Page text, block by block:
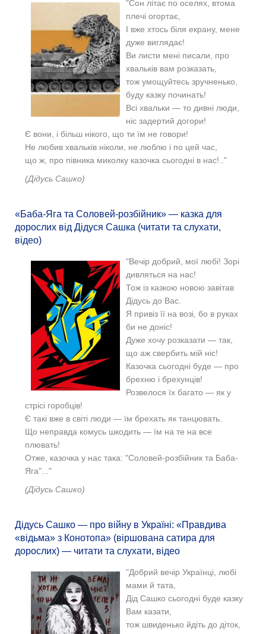
"Сон літає по оселях, втома
плечі огортає,
І вже хтось біля екрану, мене
дуже виглядає!
Ви листи мені писали, про
хвальків вам розказать,
тож умощуйтесь зручненько,
буду казку починать!
Всі хвальки — то дивні люди,
ніс задертий догори!
Є вони, і більш нікого, що ти їм не говори!
Не любив хвальків ніколи, не люблю і по цей час,
що ж, про півника миколку казочка сьогодні в нас!.."
(Дідусь Сашко)
«Баба-Яга та Соловей-розбійник» — казка для
дорослих від Дідуся Сашка (читати та слухати,
відео)
"Вечір добрий, мої любі! Зорі
дивляться на нас!
Тож із казкою новою завітав
Дідусь до Вас.
Я привіз її на возі, бо в руках
би не доніс!
Дуже хочу розказати — так,
що аж свербить мій ніс!
Казочка сьогодні буде — про
брехню і брехунців!
Розвелося їх багато — як у
стрісі горобців!
Є такі вже в світі люди — їм брехать як танцювать.
Що неправда комусь шкодить — їм на те на все
плювать!
Отже, казочка у нас така: "Соловей-розбійник та Баба-
Яга"..."
(Дідусь Сашко)
Дідусь Сашко — про війну в Україні: «Правдива
«відьма» з Конотопа» (віршована сатира для
дорослих) — читати та слухати, відео
"Добрий вечір Українці, любі
мами й тата,
Дід Сашко сьогодні буде казку
Вам казати,
тож швиденько йдіть до діток,